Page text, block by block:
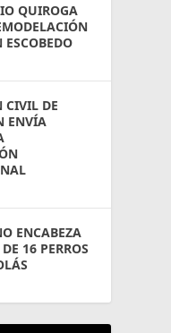
QUIROGA
ESCOBEDO
CIVIL DE
ENVÍA
ENCABEZA
16 PERROS